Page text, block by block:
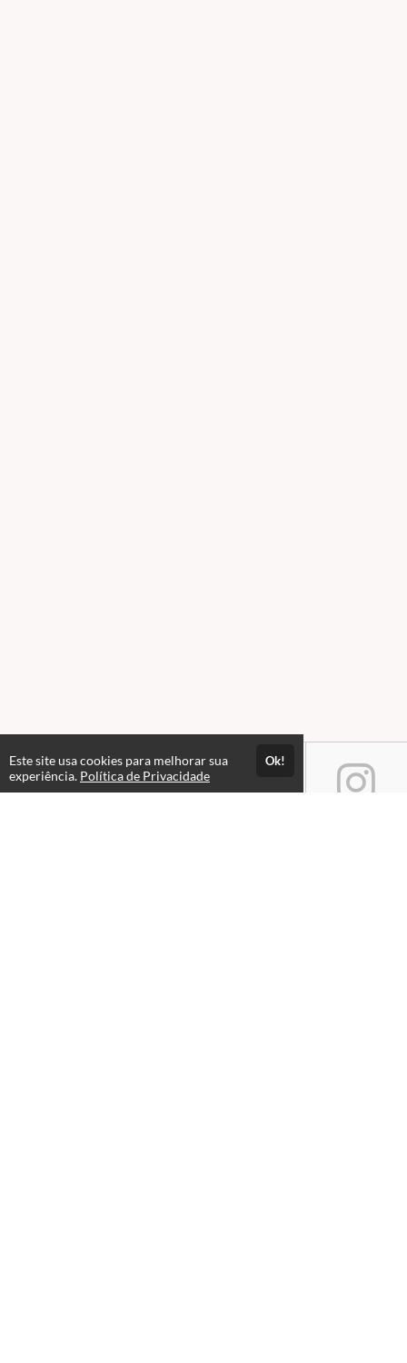
Este site usa cookies para melhorar sua
experiência. Política de Privacidade
Ok!